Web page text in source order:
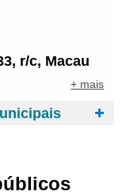
r/c, Macau
+ mais